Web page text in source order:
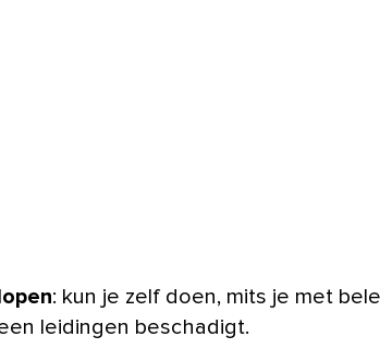
: kun je zelf doen, mits je met
leidingen beschadigt.